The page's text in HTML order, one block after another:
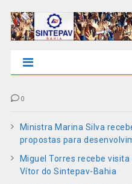
0
Ministra Marina Silva
propostas para
Miguel Torres recebe
Vítor do Sintepav-Bahia